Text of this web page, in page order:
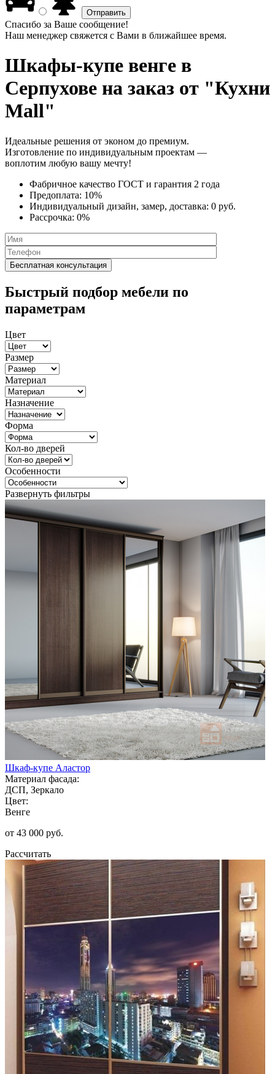
Спасибо за Ваше сообщение!
Наш менеджер свяжется с Вами в ближайшее время.
Шкафы-купе венге в
Серпухове на заказ от "Кухни
Mall"
Идеальные решения от эконом до премиум.
Изготовление по индивидуальным проектам —
воплотим любую вашу мечту!
Фабричное качество ГОСТ и гарантия 2 года
Предоплата: 10%
Индивидуальный дизайн, замер, доставка: 0 руб.
Рассрочка: 0%
Быстрый подбор мебели по
параметрам
Цвет
Размер
Материал
Назначение
Форма
Кол-во дверей
Особенности
Развернуть фильтры
Шкаф-купе Аластор
Материал фасада:
ДСП, Зеркало
Цвет:
Венге
от 43 000 руб.
Рассчитать